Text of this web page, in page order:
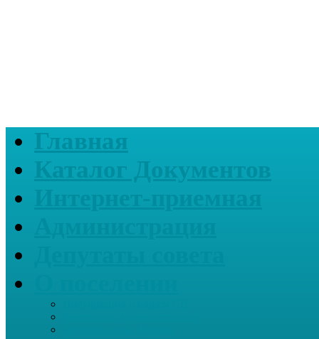
Главная
Каталог Документов